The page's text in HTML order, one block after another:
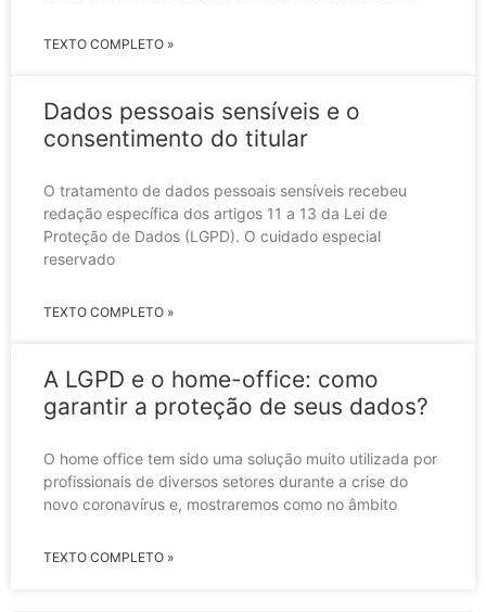
TEXTO COMPLETO »
Dados pessoais sensíveis e o
consentimento do titular
O tratamento de dados pessoais sensíveis recebeu
redação específica dos artigos 11 a 13 da Lei de
Proteção de Dados (LGPD). O cuidado especial
reservado
TEXTO COMPLETO »
A LGPD e o home-office: como
garantir a proteção de seus dados?
O home office tem sido uma solução muito utilizada por
profissionais de diversos setores durante a crise do
novo coronavírus e, mostraremos como no âmbito
TEXTO COMPLETO »